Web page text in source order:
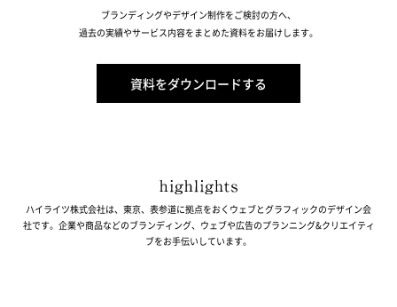
ブランディングやデザイン制作をご検討の方へ、
過去の実績やサービス内容をまとめた資料をお届けします。
資料をダウンロードする
ハイライツ株式会社は、東京、表参道に拠点をおくウェブとグラフィックのデザイン会
社です。企業や商品などのブランディング、ウェブや広告のプランニング&クリエイティ
ブをお手伝いしています。